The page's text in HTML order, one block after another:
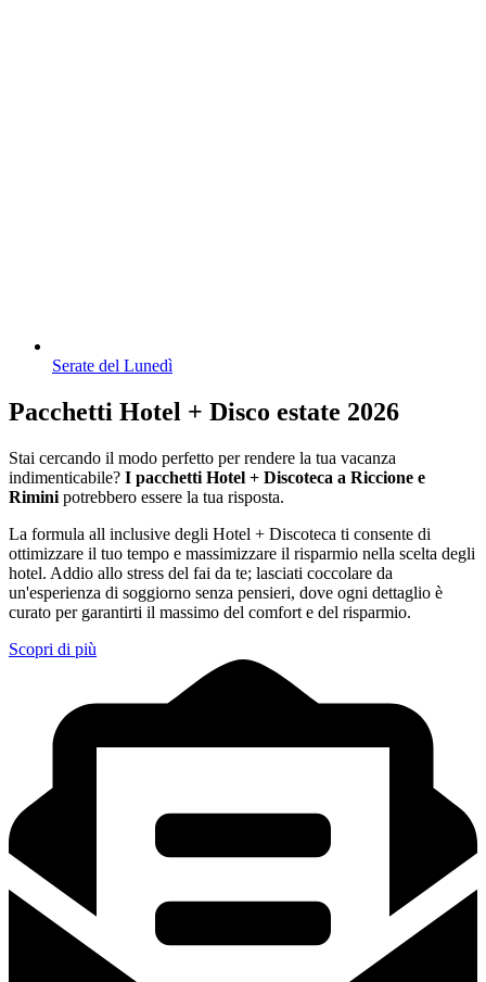
Serate del Lunedì
Pacchetti Hotel + Disco estate 2026
Stai cercando il modo perfetto per rendere la tua vacanza
indimenticabile? I pacchetti Hotel + Discoteca a Riccione e
Rimini potrebbero essere la tua risposta.
La formula all inclusive degli Hotel + Discoteca ti consente di
ottimizzare il tuo tempo e massimizzare il risparmio nella scelta degli
hotel. Addio allo stress del fai da te; lasciati coccolare da
un'esperienza di soggiorno senza pensieri, dove ogni dettaglio è
curato per garantirti il massimo del comfort e del risparmio.
Scopri di più